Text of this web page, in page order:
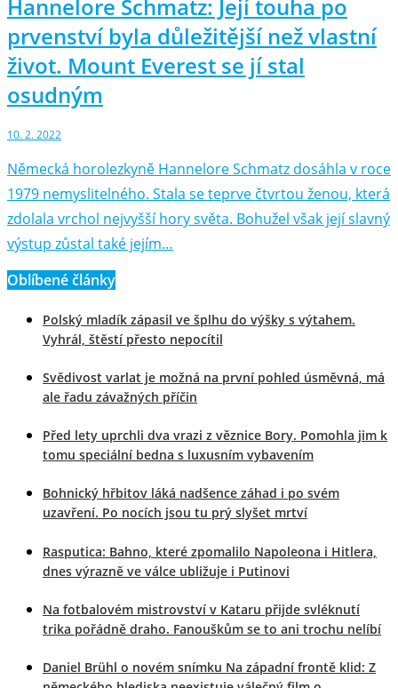
Hannelore Schmatz: Její touha po
prvenství byla důležitější než vlastní
život. Mount Everest se jí stal
osudným
10. 2. 2022
Německá horolezkyně Hannelore Schmatz dosáhla v roce
1979 nemyslitelného. Stala se teprve čtvrtou ženou, která
zdolala vrchol nejvyšší hory světa. Bohužel však její slavný
výstup zůstal také jejím…
Oblíbené články
Polský mladík zápasil ve šplhu do výšky s výtahem.
Vyhrál, štěstí přesto nepocítil
Svědivost varlat je možná na první pohled úsměvná, má
ale řadu závažných příčin
Před lety uprchli dva vrazi z věznice Bory. Pomohla jim k
tomu speciální bedna s luxusním vybavením
Bohnický hřbitov láká nadšence záhad i po svém
uzavření. Po nocích jsou tu prý slyšet mrtví
Rasputica: Bahno, které zpomalilo Napoleona i Hitlera,
dnes výrazně ve válce ubližuje i Putinovi
Na fotbalovém mistrovství v Kataru přijde svléknutí
trika pořádně draho. Fanouškům se to ani trochu nelíbí
Daniel Brühl o novém snímku Na západní frontě klid: Z